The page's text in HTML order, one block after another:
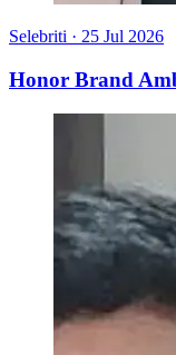
Selebriti · 25 Jul 2026
Honor Brand